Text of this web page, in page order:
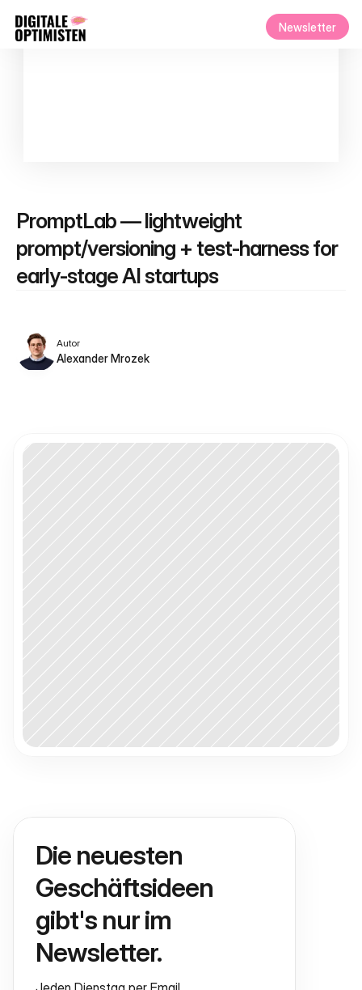
Newsletter
PromptLab — lightweight
prompt/versioning + test-harness for
early-stage AI startups
Autor
Alexander Mrozek
Die neuesten
Geschäftsideen
gibt's nur im
Newsletter.